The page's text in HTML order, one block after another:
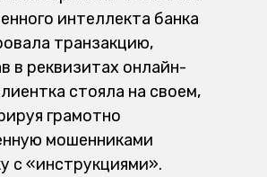
интеллекта банка
транзакцию,
в реквизитах онлайн-
стояла на своем,
грамотно
мошенниками
с «инструкциями».